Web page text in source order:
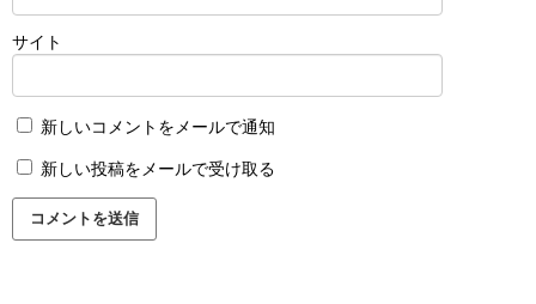
サイト
新しいコメントをメールで通知
新しい投稿をメールで受け取る